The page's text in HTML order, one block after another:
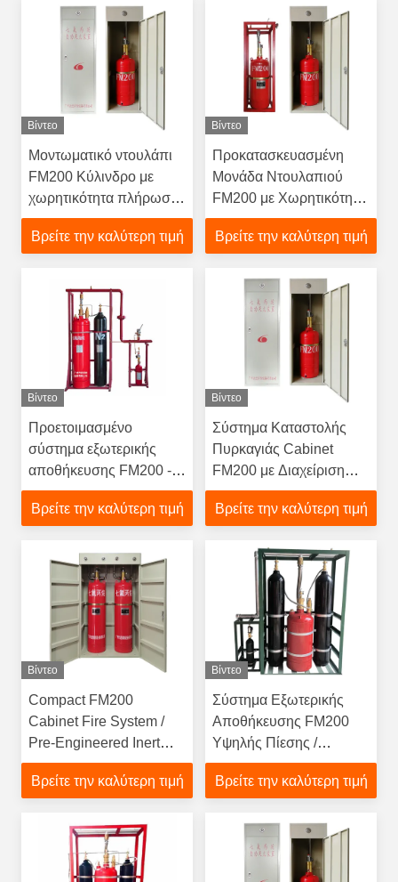
Βίντεο
Μοντωματικό ντουλάπι
FM200 Κύλινδρο με
χωρητικότητα πλήρωσης
40-300 kg 2.5 MPa
Πίεση αποθήκευσης και
αυτόματη πυρκαγιά
Βρείτε την καλύτερη τιμή
Βίντεο
Προκατασκευασμένη
Μονάδα Ντουλαπιού
FM200 με Χωρητικότητα
Γέμισης 40-300 kg,
Πίεση Αποθήκευσης 2,5
Εκτόξευσης <10s για
Αποτελεσματική
Καταστολή Πυρκαγιάς
Βρείτε την καλύτερη τιμή
Βίντεο
Προετοιμασμένο
σύστημα εξωτερικής
αποθήκευσης FM200 -
Αξιόπιστη καταστολή
αερίων για σταθμούς
ενέργειας
Βρείτε την καλύτερη τιμή
Βίντεο
Σύστημα Καταστολής
Πυρκαγιάς Cabinet
FM200 με Διαχείριση
Μονής Ζώνης,
Τροφοδοσία
Ψεκασμού ≤10s
Βρείτε την καλύτερη τιμή
Βίντεο
Compact FM200
Cabinet Fire System /
Pre-Engineered Inert
Gas Suppression for
Control Rooms
Βρείτε την καλύτερη τιμή
Βίντεο
Σύστημα Εξωτερικής
Αποθήκευσης FM200
Υψηλής Πίεσης /
Καταστολή Πυρκαγιάς με
Αδρανές Αέριο για
Βρείτε την καλύτερη τιμή